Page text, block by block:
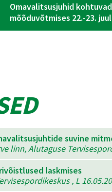
Omavalitsusjuhid
mõõduvõtmises 22.-23.
suvine
linn, Alutaguse
laskmises
, L